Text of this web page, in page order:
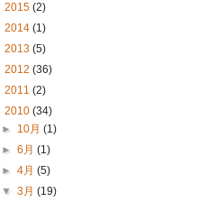
2015 (2)
2014 (1)
2013 (5)
2012 (36)
2011 (2)
2010 (34)
► 10月(1)
►6月(1)
►4月(5)
▼3月(19)